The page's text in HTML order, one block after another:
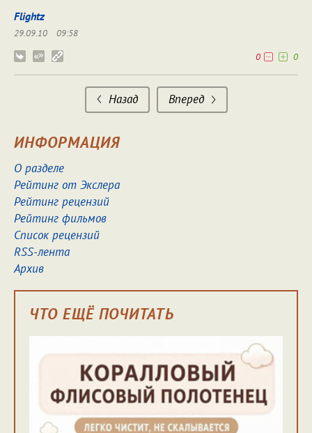
Flightz
29.09.10
09:58
0
0
Назад Вперед
ИНФОРМАЦИЯ
О разделе
Рейтинг от Экслера
Рейтинг рецензий
Рейтинг фильмов
Список рецензий
RSS-лента
Архив
ЧТО ЕЩЁ ПОЧИТАТЬ